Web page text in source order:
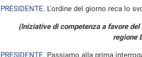
PRESIDENTE. L'ordine del giorno reca lo
(Iniziative di competenza a favore
regione
PRESIDENTE. Passiamo alla prima